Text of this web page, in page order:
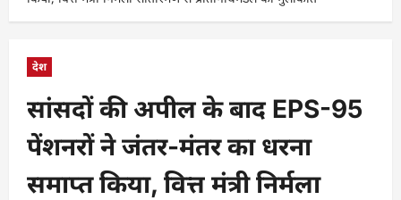
देश
सांसदों की अपील के बाद EPS-95
पेंशनरों ने जंतर-मंतर का धरना
समाप्त किया, वित्त मंत्री निर्मला